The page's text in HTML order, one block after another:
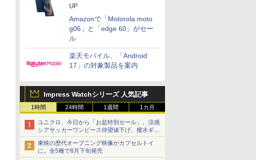
UP
Amazonで「Motorola moto
g06」と「edge 60」がセー
ル
楽天モバイル、「Android
17」の対象製品を案内
Impress Watchシリーズ 人気記事
1時間 24時間 1週間 1カ月
ユニクロ、今日から「お盆特別セール」。涼感
シアサッカーワンピース待望値下げ、撥水ギア
ショーツは1990円に
東映の歴代オープニング映像がカプセルトイ
に。全5種で8月下旬発売